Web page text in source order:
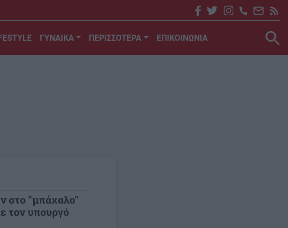
ΓΥΝΑΙΚΑ ΠΕΡΙΣΣΟΤΕΡΑ ΕΠΙΚΟΙΝΩΝΙΑ
στο "μπάχαλο"
τον υπουργό